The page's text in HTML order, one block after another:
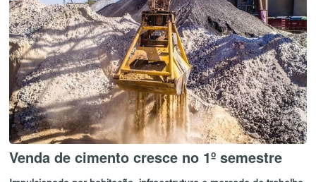
Venda de cimento cresce no 1º semestre